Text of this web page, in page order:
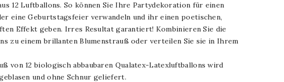
12 Luftballons. So können Sie Ihre Partydekoration für einen
eine Geburtstagsfeier verwandeln und ihr einen poetischen,
Effekt geben. Irres Resultat garantiert! Kombinieren Sie die
zu einem brillanten Blumenstrauß oder verteilen Sie sie in Ihrem
von 12 biologisch abbaubaren Qualatex-Latexluftballons wird
und ohne Schnur geliefert.